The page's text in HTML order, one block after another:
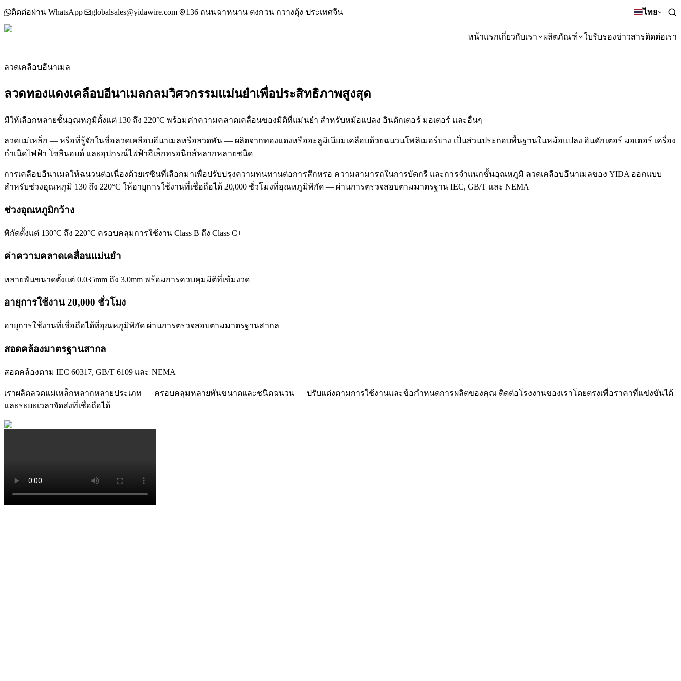
ติดต่อผ่าน WhatsApp globalsales@yidawire.com 136 ถนนฉาหนาน ตงกวน กวางตุ้ง ประเทศจีน ไทย
หน้าแรกเกี่ยวกับเรา ผลิตภัณฑ์ ใบรับรองข่าวสารติดต่อเรา
ลวดเคลือบอีนาเมล
ลวดทองแดงเคลือบอีนาเมลกลมวิศวกรรมแม่นยำเพื่อประสิทธิภาพสูงสุด
มีให้เลือกหลายชั้นอุณหภูมิตั้งแต่ 130 ถึง 220°C พร้อมค่าความคลาดเคลื่อนของมิติที่แม่นยำ สำหรับหม้อแปลง อินดักเตอร์ มอเตอร์ และอื่นๆ
ลวดแม่เหล็ก — หรือที่รู้จักในชื่อลวดเคลือบอีนาเมลหรือลวดพัน — ผลิตจากทองแดงหรืออะลูมิเนียมเคลือบด้วยฉนวนโพลิเมอร์บาง เป็นส่วนประกอบพื้นฐานในหม้อแปลง อินดักเตอร์ มอเตอร์ เครื่อง
กำเนิดไฟฟ้า โซลินอยด์ และอุปกรณ์ไฟฟ้าอิเล็กทรอนิกส์หลากหลายชนิด
การเคลือบอีนาเมลให้ฉนวนต่อเนื่องด้วยเรซินที่เลือกมาเพื่อปรับปรุงความทนทานต่อการสึกหรอ ความสามารถในการบัดกรี และการจำแนกชั้นอุณหภูมิ ลวดเคลือบอีนาเมลของ YIDA ออกแบบ
สำหรับช่วงอุณหภูมิ 130 ถึง 220°C ให้อายุการใช้งานที่เชื่อถือได้ 20,000 ชั่วโมงที่อุณหภูมิพิกัด — ผ่านการตรวจสอบตามมาตรฐาน IEC, GB/T และ NEMA
ช่วงอุณหภูมิกว้าง
พิกัดตั้งแต่ 130°C ถึง 220°C ครอบคลุมการใช้งาน Class B ถึง Class C+
ค่าความคลาดเคลื่อนแม่นยำ
หลายพันขนาดตั้งแต่ 0.035mm ถึง 3.0mm พร้อมการควบคุมมิติที่เข้มงวด
อายุการใช้งาน 20,000 ชั่วโมง
อายุการใช้งานที่เชื่อถือได้ที่อุณหภูมิพิกัด ผ่านการตรวจสอบตามมาตรฐานสากล
สอดคล้องมาตรฐานสากล
สอดคล้องตาม IEC 60317, GB/T 6109 และ NEMA
เราผลิตลวดแม่เหล็กหลากหลายประเภท — ครอบคลุมหลายพันขนาดและชนิดฉนวน — ปรับแต่งตามการใช้งานและข้อกำหนดการผลิตของคุณ ติดต่อโรงงานของเราโดยตรงเพื่อราคาที่แข่งขันได้
และระยะเวลาจัดส่งที่เชื่อถือได้